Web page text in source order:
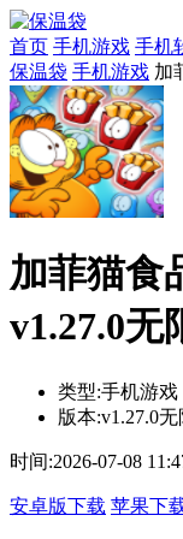
首页 手机游戏 手机
保温袋 手机游戏 加
加菲猫食
v1.27.0无
类型:手机游戏
版本:v1.27.0
时间:2026-07-08
安卓版下载 苹果下